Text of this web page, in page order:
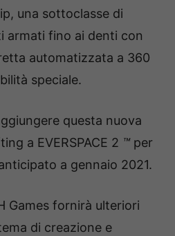
una sottoclasse di
armati fino ai denti con
automatizzata a 360
speciale.
questa nuova
a EVERSPACE 2 ™per
a gennaio 2021.
Games fornirà ulteriori
di creazione e